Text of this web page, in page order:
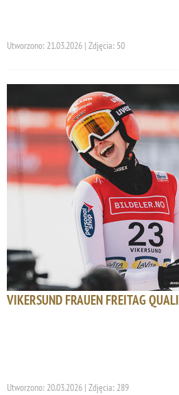
Utworzono: 21.03.2026 | Zdjęcia: 50
VIKERSUND FRAUEN FREITAG QUALI
Utworzono: 20.03.2026 | Zdjęcia: 289